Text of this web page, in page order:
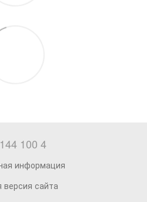
100 4
информация
версия сайта